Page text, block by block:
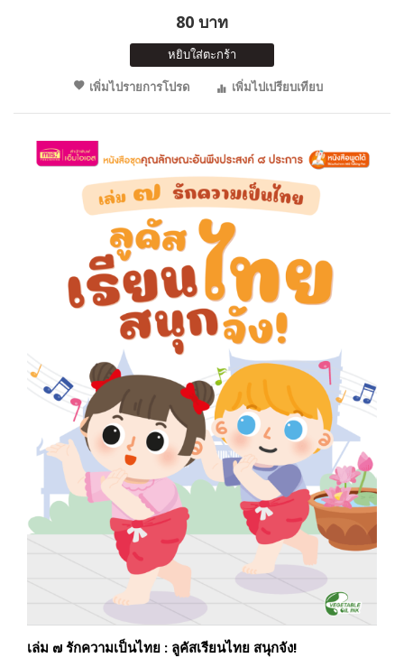
80 บาท
หยิบใส่ตะกร้า
เพิ่มไปรายการโปรด
เพิ่มไปเปรียบเทียบ
เล่ม ๗ รักความเป็นไทย : ลูคัสเรียนไทย สนุกจัง!